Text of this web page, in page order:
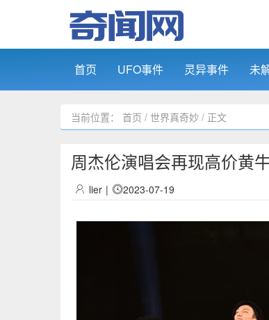
首页 UFO事件 灵异事件 未
当前位置： 首页 / 世界真奇妙 / 正文
周杰伦演唱会再现高价黄
lier | 2023-07-19